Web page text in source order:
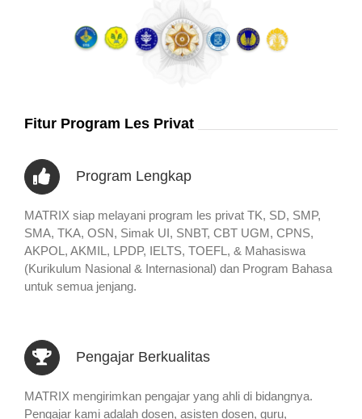
Fitur Program Les Privat
Program Lengkap
MATRIX siap melayani program les privat TK, SD, SMP,
SMA, TKA, OSN, Simak UI, SNBT, CBT UGM, CPNS,
AKPOL, AKMIL, LPDP, IELTS, TOEFL, & Mahasiswa
(Kurikulum Nasional & Internasional) dan Program Bahasa
untuk semua jenjang.
Pengajar Berkualitas
MATRIX mengirimkan pengajar yang ahli di bidangnya.
Pengajar kami adalah dosen, asisten dosen, guru,